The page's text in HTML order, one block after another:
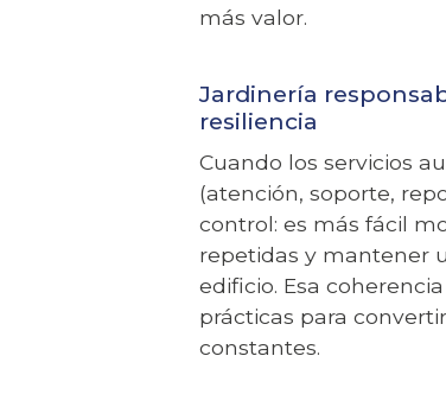
más valor.
Jardinería
resiliencia
Cuando los servicios
(atención, soporte,
control: es más fácil
repetidas y mantener
edificio. Esa
prácticas para
constantes.